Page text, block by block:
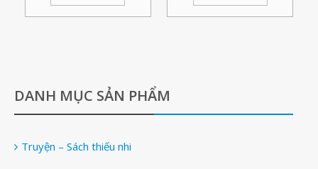
DANH MỤC SẢN PHẨM
Truyện – Sách thiếu nhi